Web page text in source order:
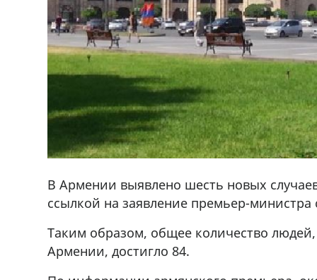
В Армении выявлено шесть новых
ссылкой на заявление премьер-
Таким образом, общее количество
Армении, достигло 84.
30 57